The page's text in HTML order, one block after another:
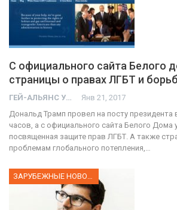
С официального сайта Белого
страницы о правах ЛГБТ и
ГЕЙ-АЛЬЯНС УКРАИНА Янв 21, 2017
Дональд Трамп провел на посту президента
часов, а с официального сайта Белого Дома
посвященная защите прав ЛГБТ. А также
проблемам глобального потепления,…
ЗАРУБЕЖНЫЕ НОВОСТИ